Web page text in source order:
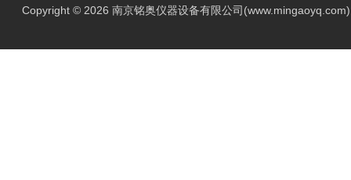
Copyright © 2026 南京铭奥仪器设备有限公司